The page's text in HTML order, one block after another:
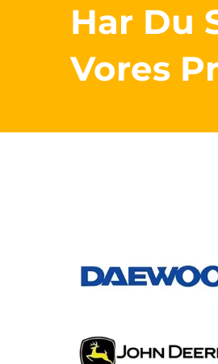
Har Du
Vores